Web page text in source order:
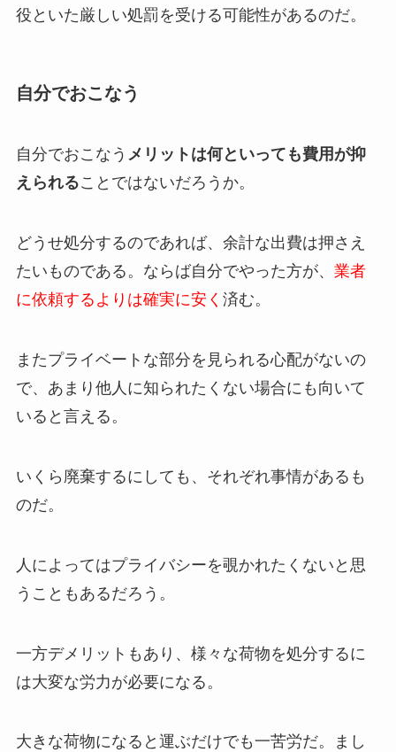
役といた厳しい処罰を受ける可能性があるのだ。
自分でおこなう
自分でおこなう メリットは何といっても費用が抑
えられることではないだろうか。
どうせ処分するのであれば、余計な出費は押さえ
たいものである。ならば自分でやった方が、 業者
に依頼するよりは確実に安く 済む。
またプライベートな部分を見られる心配がないの
で、あまり他人に知られたくない場合にも向いて
いると言える。
いくら廃棄するにしても、それぞれ事情があるも
のだ。
人によってはプライバシーを覗かれたくないと思
うこともあるだろう。
一方デメリットもあり、様々な荷物を処分するに
は大変な労力が必要になる。
大きな荷物になると運ぶだけでも一苦労だ。まし